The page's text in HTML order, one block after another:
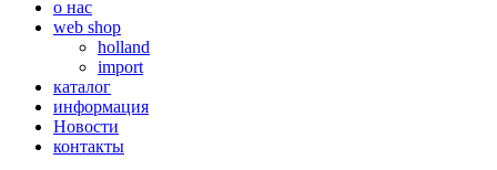
о нас
web shop
holland
import
каталог
информация
Новости
контакты